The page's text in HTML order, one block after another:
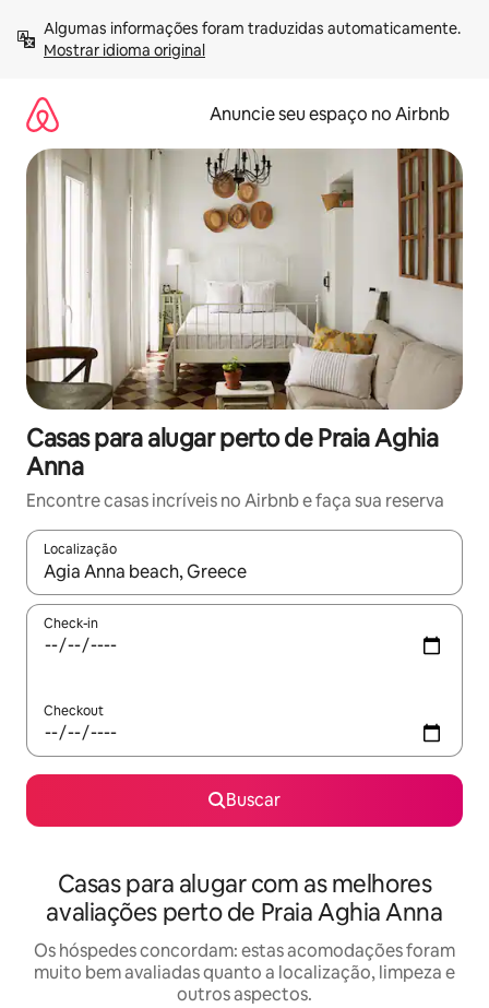
para
Mostrar idioma original
Anuncie seu espaço no Airbnb
Casas para alugar perto de Praia Aghia
Anna
Encontre casas incríveis no Airbnb e faça sua reserva
Localização
Quando os resultados estiverem disponíveis, explore-os
Check-in
Checkout
Buscar
Casas para alugar com as melhores
avaliações perto de Praia Aghia Anna
Os hóspedes concordam: estas acomodações foram
muito bem avaliadas quanto a localização, limpeza e
outros aspectos.